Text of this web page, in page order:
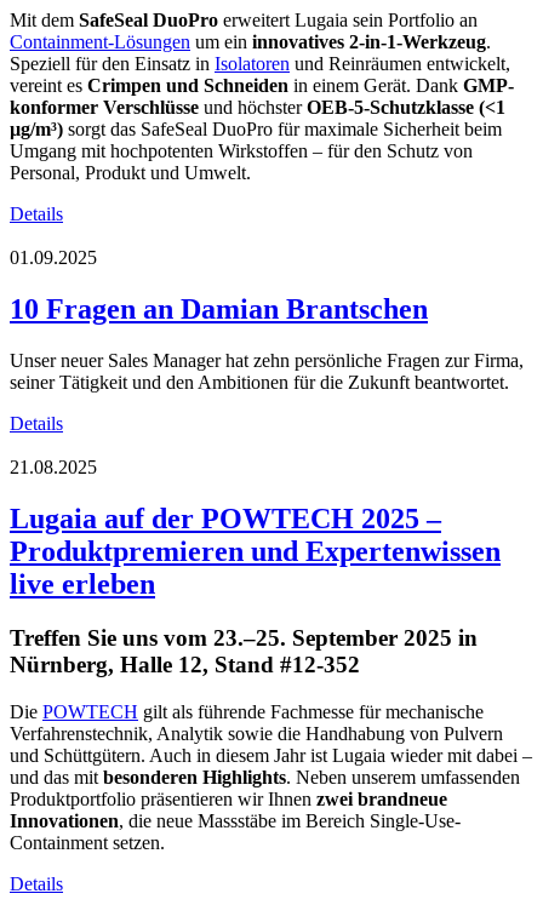
Mit dem SafeSeal DuoPro erweitert Lugaia sein Portfolio an
Containment-Lösungen um ein innovatives 2-in-1-Werkzeug.
Speziell für den Einsatz in Isolatoren und Reinräumen entwickelt,
vereint es Crimpen und Schneiden in einem Gerät. Dank GMP-
konformer Verschlüsse und höchsterOEB-5-Schutzklasse (<1
µg/m³) sorgt das SafeSeal DuoPro für maximale Sicherheit beim
Umgang mit hochpotenten Wirkstoffen – für den Schutz von
Personal, Produkt und Umwelt.
Details
01.09.2025
10 Fragen an Damian Brantschen
Unser neuer Sales Manager hat zehn persönliche Fragen zur Firma,
seiner Tätigkeit und den Ambitionen für die Zukunft beantwortet.
Details
21.08.2025
Lugaia auf der POWTECH 2025 –
Produktpremieren und Expertenwissen
live erleben
Treffen Sie uns vom 23.–25. September 2025 in
Nürnberg, Halle 12, Stand #12-352
Die POWTECH gilt als führende Fachmesse für mechanische
Verfahrenstechnik, Analytik sowie die Handhabung von Pulvern
und Schüttgütern. Auch in diesem Jahr ist Lugaia wieder mit dabei –
und das mit besonderen Highlights. Neben unserem umfassenden
Produktportfolio präsentieren wir Ihnen zwei brandneue
Innovationen, die neue Massstäbe im Bereich Single-Use-
Containment setzen.
Details